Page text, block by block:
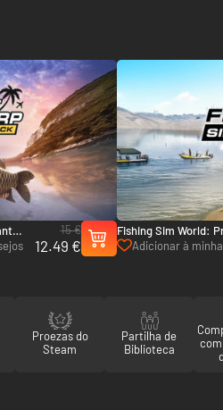
15 €
12.49 €
Fishing Sim World:
Mundo - PC (Steam)
Adicionar à
Proezas do
Steam
Partilha de
Biblioteca